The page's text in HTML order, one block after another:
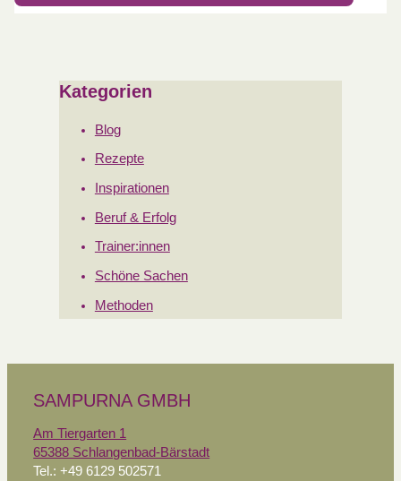
Kategorien
Blog
Rezepte
Inspirationen
Beruf & Erfolg
Trainer:innen
Schöne Sachen
Methoden
SAMPURNA GMBH
Am Tiergarten 1
65388 Schlangenbad-Bärstadt
Tel.: +49 6129 502571